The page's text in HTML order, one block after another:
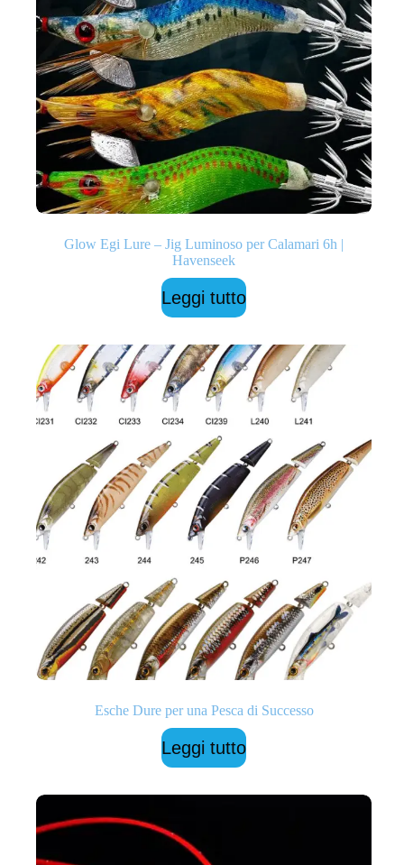
Glow Egi Lure – Jig Luminoso per Calamari 6h |
Havenseek
Leggi tutto
Esche Dure per una Pesca di Successo
Leggi tutto